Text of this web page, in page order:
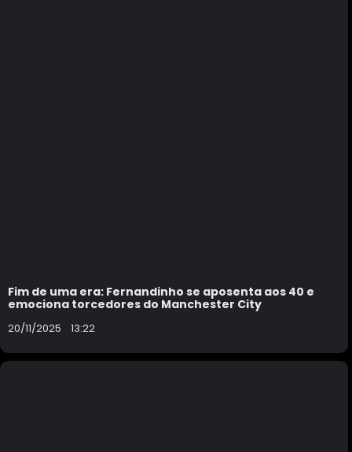
Fim de uma era: Fernandinho se aposenta aos 40 e
emociona torcedores do Manchester City
20/11/2025 13:22